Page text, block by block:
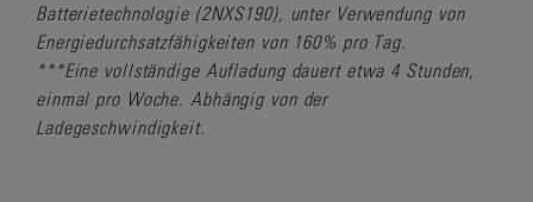
Batterietechnologie (2NXS190), unter Verwendung von
Energiedurchsatzfähigkeiten von 160% pro Tag.
***Eine vollständige Aufladung dauert etwa 4 Stunden,
einmal pro Woche. Abhängig von der
Ladegeschwindigkeit.